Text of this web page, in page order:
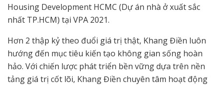
Housing Development HCMC (Dự án nhà ở xuất sắc
nhất TP.HCM) tại VPA 2021.
Hơn 2 thập kỷ theo đuổi giá trị thật, Khang Điền luôn
hướng đến mục tiêu kiến tạo không gian sống hoàn
hảo. Với chiến lược phát triển bền vững dựa trên nền
tảng giá trị cốt lõi, Khang Điền chuyên tâm hoạt động